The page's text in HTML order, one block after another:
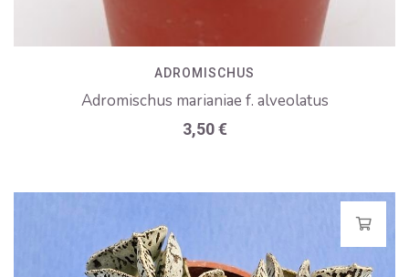
ADROMISCHUS
Adromischus marianiae f. alveolatus
3,50€